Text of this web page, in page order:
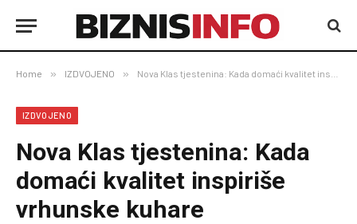
Home » IZDVOJENO » Nova Klas tjestenina: Kada domaći kvalitet inspiriše vrhunske kuhare
IZDVOJENO
Nova Klas tjestenina: Kada
domaći kvalitet inspiriše
vrhunske kuhare